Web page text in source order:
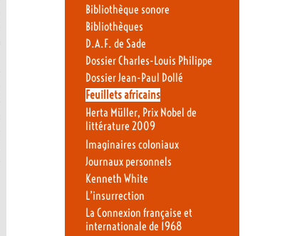
Bibliothèque sonore
Bibliothèques
D.A.F. de Sade
Dossier Charles-Louis Philippe
Dossier Jean-Paul Dollé
Feuillets africains
Herta Müller, Prix Nobel de
littérature 2009
Imaginaires coloniaux
Journaux personnels
Kenneth White
L’insurrection
La Connexion française et
internationale de 1968